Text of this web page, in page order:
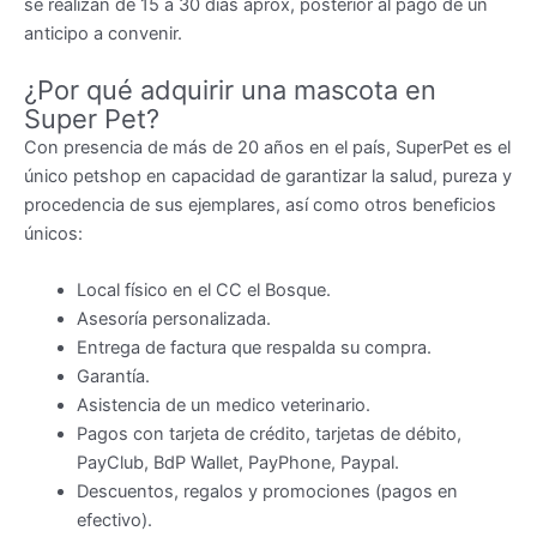
anticipo a convenir.
¿Por qué adquirir una mascota en
Super Pet?
Con presencia de más de 20 años en el país, SuperPet es el
único petshop en capacidad de garantizar la salud, pureza y
procedencia de sus ejemplares, así como otros beneficios
únicos:
Local físico en el CC el Bosque.
Asesoría personalizada.
Entrega de factura que respalda su compra.
Garantía.
Asistencia de un medico veterinario.
Pagos con tarjeta de crédito, tarjetas de débito,
PayClub, BdP Wallet, PayPhone, Paypal.
Descuentos, regalos y promociones (pagos en
efectivo).